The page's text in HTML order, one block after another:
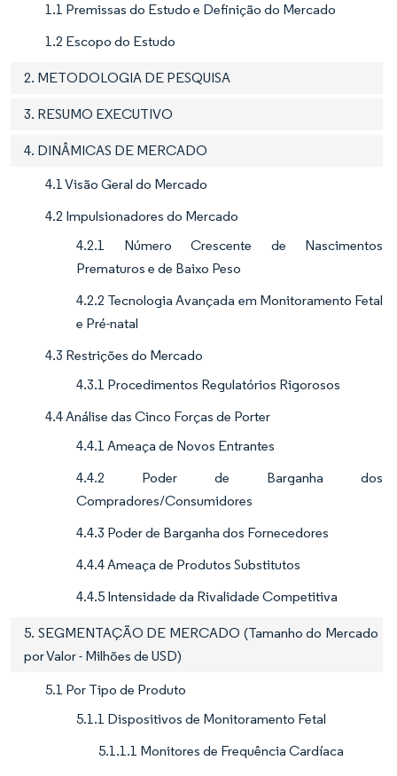
1.1 Premissas do Estudo e Definição do Mercado
1.2 Escopo do Estudo
2. METODOLOGIA DE PESQUISA
3. RESUMO EXECUTIVO
4. DINÂMICAS DE MERCADO
4.1 Visão Geral do Mercado
4.2 Impulsionadores do Mercado
4.2.1 Número Crescente de Nascimentos
Prematuros e de Baixo Peso
4.2.2 Tecnologia Avançada em Monitoramento Fetal
e Pré-natal
4.3 Restrições do Mercado
4.3.1 Procedimentos Regulatórios Rigorosos
4.4 Análise das Cinco Forças de Porter
4.4.1 Ameaça de Novos Entrantes
4.4.2 Poder de Barganha dos
Compradores/Consumidores
4.4.3 Poder de Barganha dos Fornecedores
4.4.4 Ameaça de Produtos Substitutos
4.4.5 Intensidade da Rivalidade Competitiva
5. SEGMENTAÇÃO DE MERCADO (Tamanho do Mercado
por Valor - Milhões de USD)
5.1 Por Tipo de Produto
5.1.1 Dispositivos de Monitoramento Fetal
5.1.1.1 Monitores de Frequência Cardíaca